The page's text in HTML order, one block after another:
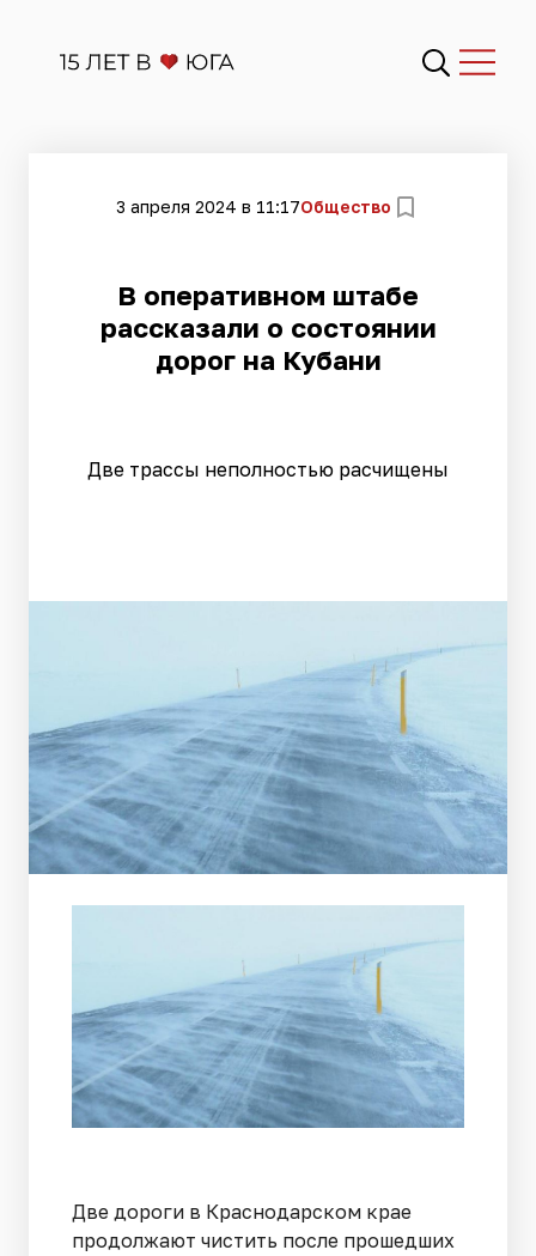
3 апреля 2024 в 11:17Общество
​В оперативном штабе
рассказали о состоянии
дорог на Кубани
Две трассы неполностью расчищены
Две дороги в Краснодарском крае
продолжают чистить после прошедших